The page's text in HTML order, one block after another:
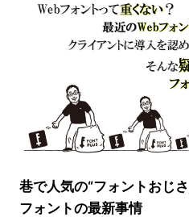
巷で人気の“フォントおじ
フォントの最新事情